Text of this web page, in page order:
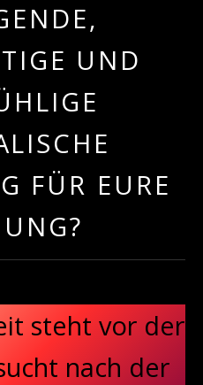
UND
FÜR EURE
steht vor der
nach der